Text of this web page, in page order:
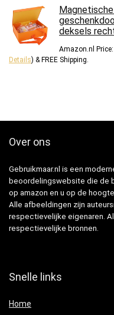
deksels
Amazon.nl Price:
Details) & FREE Shipping.
Over ons
Gebruikmaar.nl is een
beoordelingswebsite die de
op amazon en u op de
Alle afbeeldingen zijn
respectievelijke eigenaren.
respectievelijke bronnen.
Snelle links
Home